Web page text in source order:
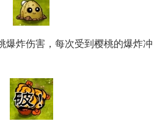
爆炸伤害，每次受到樱桃的爆炸冲